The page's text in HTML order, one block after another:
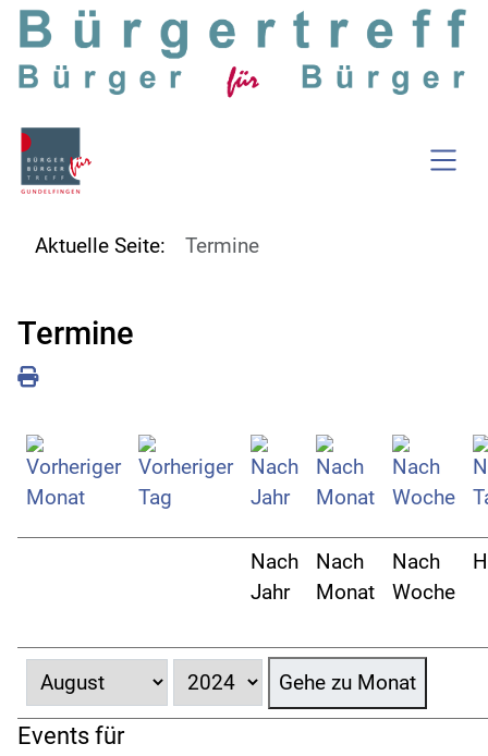
SKIP TO MAIN CONTENT
Aktuelle Seite: Termine
Termine
Nach
Jahr
Nach
Monat
Nach
Woche
Gehe zu Monat
Events für